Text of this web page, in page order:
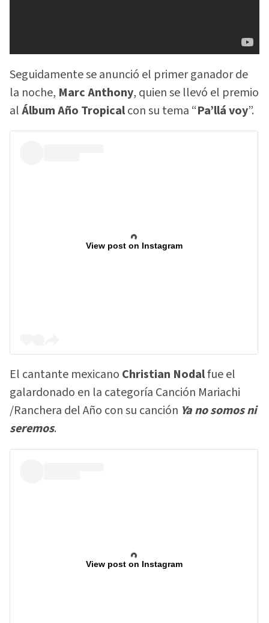
Seguidamente se anunció el primer ganador de
la noche, Marc Anthony, quien se llevó el premio
alÁlbum Año Tropicalcon su tema “Pa’llá voy”.
View post on Instagram
El cantante mexicano Christian Nodalfue el
galardonado en la categoría Canción Mariachi
/Ranchera del Año con su canción Ya no somos ni
seremos.
View post on Instagram